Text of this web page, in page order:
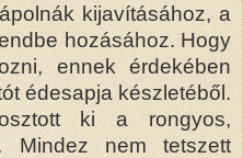
kijavításához, a
hozásához. Hogy
ennek érdekében
édesapja készletéből.
ki a rongyos,
Mindez nem tetszett